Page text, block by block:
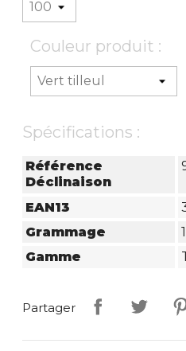
Couleur produit :
Spécifications :
Référence
Déclinaison
EAN13
Grammage
Gamme
Partager